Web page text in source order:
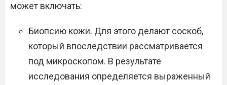
может включать:
Биопсию кожи. Для этого делают соскоб,
который впоследствии рассматривается
под микроскопом. В результате
исследования определяется выраженный